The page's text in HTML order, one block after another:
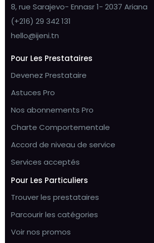
8, rue Sarajevo- Ennasr 1- 2037 Ariana
(+216) 29 342 131
hello@ijeni.tn
Pour Les Prestataires
Devenez Prestataire
Astuces Pro
Nos abonnements Pro
Charte Comportementale
Accord de niveau de service
Services acceptés
Pour Les Particuliers
Trouver les prestataires
Parcourir les catégories
Voir nos promos